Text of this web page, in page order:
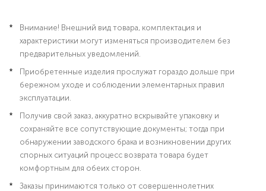
Внимание! Внешний вид товара, комплектация и
характеристики могут изменяться производителем без
предварительных уведомлений.
Приобретенные изделия прослужат гораздо дольше при
бережном уходе и соблюдении элементарных правил
эксплуатации.
Получив свой заказ, аккуратно вскрывайте упаковку и
сохраняйте все сопутствующие документы; тогда при
обнаружении заводского брака и возникновении других
спорных ситуаций процесс возврата товара будет
комфортным для обеих сторон.
Заказы принимаются только от совершеннолетних